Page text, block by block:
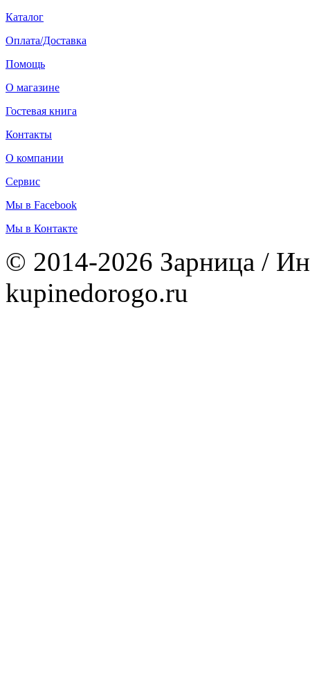
Каталог
Оплата/Доставка
Помощь
О магазине
Гостевая книга
Контакты
О компании
Сервис
Мы в Facebook
Мы в Контакте
© 2014-2026 Зарница /
kupinedorogo.ru